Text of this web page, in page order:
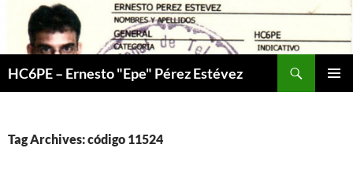
content
HC6PE – Ernesto "Epe" Pérez Estévez
Tag Archives: código 11524